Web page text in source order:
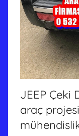
JEEP Çeki
araç